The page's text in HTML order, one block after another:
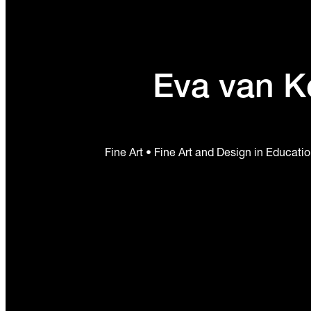
Eva van
Fine Art • Fine Art and Design in